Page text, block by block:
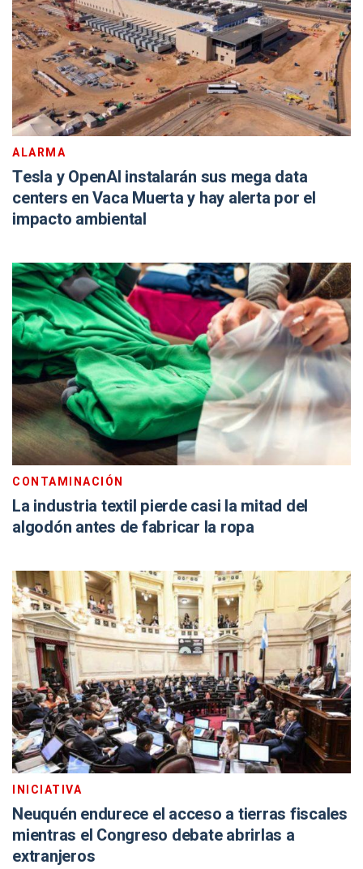
ALARMA
Tesla y OpenAI instalarán sus mega data
centers en Vaca Muerta y hay alerta por el
impacto ambiental
CONTAMINACIÓN
La industria textil pierde casi la mitad del
algodón antes de fabricar la ropa
INICIATIVA
Neuquén endurece el acceso a tierras fiscales
mientras el Congreso debate abrirlas a
extranjeros